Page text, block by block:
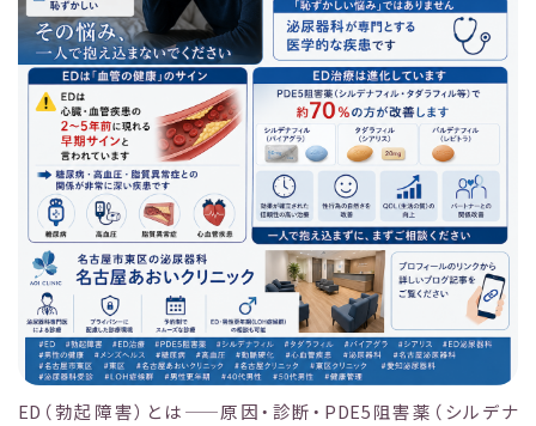
ED（勃起障害）とは——原因・診断・PDE5阻害薬（シルデナ